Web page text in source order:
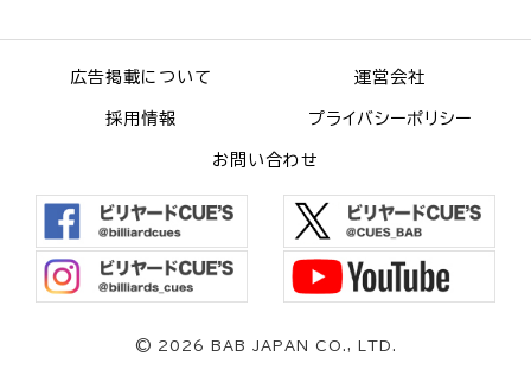
広告掲載について 運営会社
採用情報 プライバシーポリシー
お問い合わせ
© 2026 BAB JAPAN CO., LTD.